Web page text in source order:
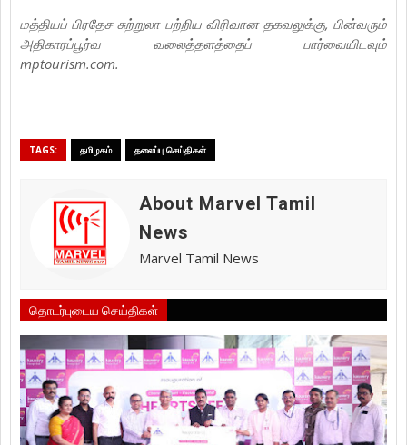
மத்தியப் பிரதேச சுற்றுலா பற்றிய விரிவான தகவலுக்கு, பின்வரும்
அதிகாரப்பூர்வ வலைத்தளத்தைப் பார்வையிடவும்
mptourism.com.
TAGS: தமிழகம் தலைப்பு செய்திகள்
About Marvel Tamil
News
Marvel Tamil News
தொடர்புடைய செய்திகள்